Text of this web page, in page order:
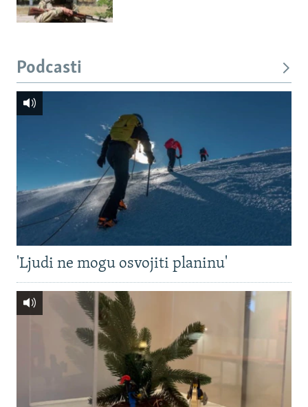
Podcasti
'Ljudi ne mogu osvojiti planinu'